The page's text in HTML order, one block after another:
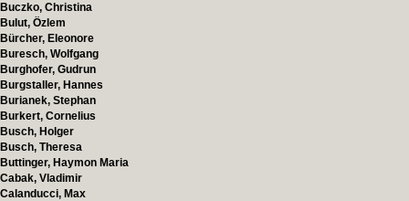
Buczko, Christina
Bulut, Özlem
Bürcher, Eleonore
Buresch, Wolfgang
Burghofer, Gudrun
Burgstaller, Hannes
Burianek, Stephan
Burkert, Cornelius
Busch, Holger
Busch, Theresa
Buttinger, Haymon Maria
Cabak, Vladimir
Calanducci, Max